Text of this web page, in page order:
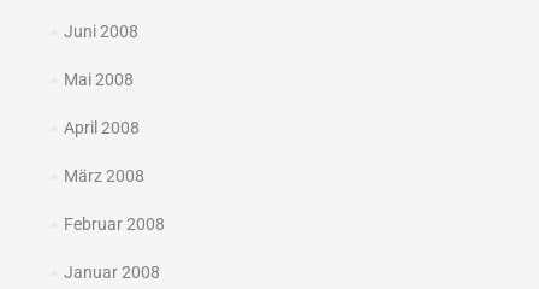
Juni 2008
Mai 2008
April 2008
März 2008
Februar 2008
Januar 2008